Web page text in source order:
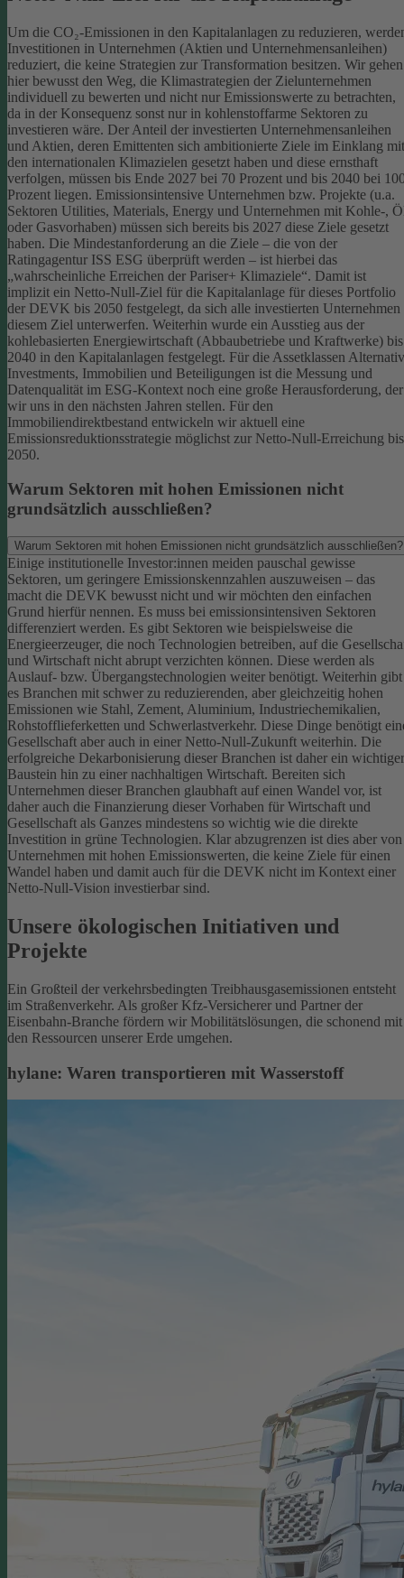
Um die CO₂-Emissionen in den Kapitalanlagen zu reduzieren,
Investitionen in Unternehmen (Aktien und Unternehmensanleihen)
reduziert, die keine Strategien zur Transformation besitzen. Wir gehen
hier bewusst den Weg, die Klimastrategien der Zielunternehmen
individuell zu bewerten und nicht nur Emissionswerte zu betrachten,
da in der Konsequenz sonst nur in kohlenstoffarme Sektoren zu
investieren wäre. Der Anteil der investierten Unternehmensanleihen
und Aktien, deren Emittenten sich ambitionierte Ziele im Einklang mit
den internationalen Klimazielen gesetzt haben und diese ernsthaft
verfolgen, müssen bis Ende 2027 bei 70 Prozent und bis 2040 bei
Prozent liegen. Emissionsintensive Unternehmen bzw. Projekte (u.a.
Sektoren Utilities, Materials, Energy und Unternehmen mit Kohle-,
oder Gasvorhaben) müssen sich bereits bis 2027 diese Ziele gesetzt
haben. Die Mindestanforderung an die Ziele – die von der
Ratingagentur ISS ESG überprüft werden – ist hierbei das
„wahrscheinliche Erreichen der Pariser+ Klimaziele“. Damit ist
implizit ein Netto-Null-Ziel für die Kapitalanlage für dieses Portfolio
der DEVK bis 2050 festgelegt, da sich alle investierten Unternehmen
diesem Ziel unterwerfen. Weiterhin wurde ein Ausstieg aus der
kohlebasierten Energiewirtschaft (Abbaubetriebe und Kraftwerke) bis
2040 in den Kapitalanlagen festgelegt. Für die Assetklassen
Investments, Immobilien und Beteiligungen ist die Messung und
Datenqualität im ESG-Kontext noch eine große Herausforderung, der
wir uns in den nächsten Jahren stellen. Für den
Immobiliendirektbestand entwickeln wir aktuell eine
Emissionsreduktionsstrategie möglichst zur Netto-Null-Erreichung bis
2050.
Warum Sektoren mit hohen Emissionen nicht
grundsätzlich ausschließen?
Warum Sektoren mit hohen Emissionen nicht grundsätzlich ausschließen?
Einige institutionelle Investor:innen meiden pauschal gewisse
Sektoren, um geringere Emissionskennzahlen auszuweisen – das
macht die DEVK bewusst nicht und wir möchten den einfachen
Grund hierfür nennen. Es muss bei emissionsintensiven Sektoren
differenziert werden. Es gibt Sektoren wie beispielsweise die
Energieerzeuger, die noch Technologien betreiben, auf die
und Wirtschaft nicht abrupt verzichten können. Diese werden als
Auslauf- bzw. Übergangstechnologien weiter benötigt. Weiterhin gibt
es Branchen mit schwer zu reduzierenden, aber gleichzeitig hohen
Emissionen wie Stahl, Zement, Aluminium, Industriechemikalien,
Rohstofflieferketten und Schwerlastverkehr. Diese Dinge benötigt
Gesellschaft aber auch in einer Netto-Null-Zukunft weiterhin. Die
erfolgreiche Dekarbonisierung dieser Branchen ist daher ein wichtiger
Baustein hin zu einer nachhaltigen Wirtschaft. Bereiten sich
Unternehmen dieser Branchen glaubhaft auf einen Wandel vor, ist
daher auch die Finanzierung dieser Vorhaben für Wirtschaft und
Gesellschaft als Ganzes mindestens so wichtig wie die direkte
Investition in grüne Technologien. Klar abzugrenzen ist dies aber von
Unternehmen mit hohen Emissionswerten, die keine Ziele für einen
Wandel haben und damit auch für die DEVK nicht im Kontext einer
Netto-Null-Vision investierbar sind.
Unsere ökologischen Initiativen und
Projekte
Ein Großteil der verkehrsbedingten Treibhausgasemissionen entsteht
im Straßenverkehr. Als großer Kfz-Versicherer und Partner der
Eisenbahn-Branche fördern wir Mobilitätslösungen, die schonend mit
den Ressourcen unserer Erde umgehen.
hylane: Waren transportieren mit Wasserstoff